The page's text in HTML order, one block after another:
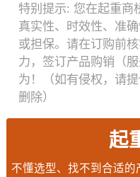
特别提示: 您在起重商
真实性、时效性、准
或担保。请在订购前
力，签订产品购销（
为！（如有侵权，请
删除）
起
不懂选型、找不到合适